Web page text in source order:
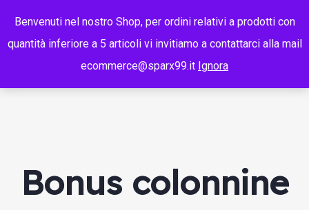
Bonus colonnine
Benvenuti nel nostro Shop, per ordini relativi a prodotti con
quantità inferiore a 5 articoli vi invitiamo a contattarci alla mail
ecommerce@sparx99.it Ignora